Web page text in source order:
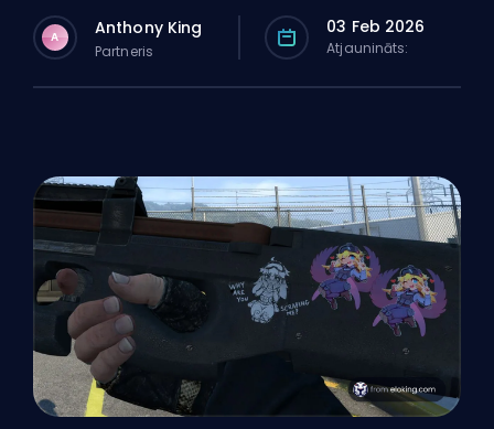
A Anthony King
Partneris
03 Feb 2026
Atjaunināts: